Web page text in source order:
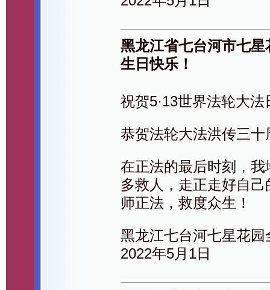
黑龙江省七台河市七
生日快乐！
祝贺5·13世界法轮大法
恭贺法轮大法洪传三十
在正法的最后时刻，
多救人，走正走好自
师正法，救度众生！
黑龙江七台河七星花
2022年5月1日